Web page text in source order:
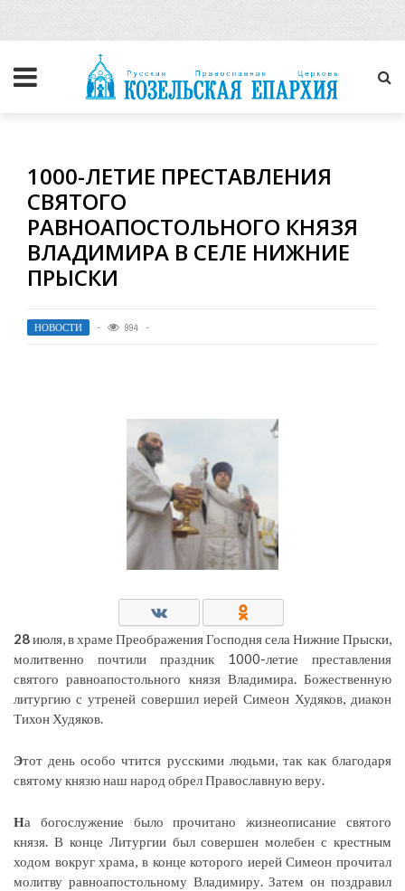
1000-ЛЕТИЕ ПРЕСТАВЛЕНИЯ
СВЯТОГО
РАВНОАПОСТОЛЬНОГО КНЯЗЯ
ВЛАДИМИРА В СЕЛЕ НИЖНИЕ
ПРЫСКИ
НОВОСТИ 994
28июля, в храме Преображения Господня села Нижние Прыски,
молитвенно почтили праздник 1000-летие преставления
святого равноапостольного князя Владимира. Божественную
литургию с утреней совершил иерей Симеон Худяков, диакон
Тихон Худяков.
Этот день особо чтится русскими людьми, так как благодаря
святому князю наш народ обрел Православную веру.
На богослужение было прочитано жизнеописание святого
князя. В конце Литургии был совершен молебен с крестным
ходом вокруг храма, в конце которого иерей Симеон прочитал
молитву равноапостольному Владимиру. Затем он поздравил